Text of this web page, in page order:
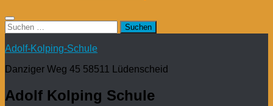
Suchen
nach:
Adolf-Kolping-Schule
Danziger Weg 45 58511 Lüdenscheid
Adolf Kolping Schule